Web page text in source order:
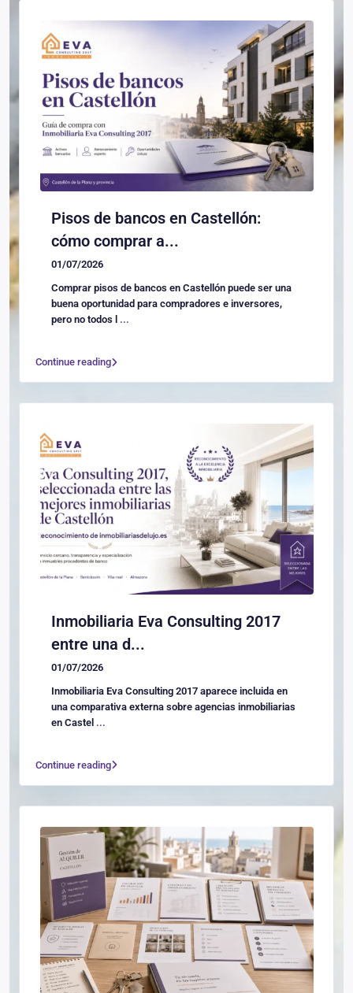
Pisos de bancos en Castellón:
cómo comprar a...
01/07/2026
Comprar pisos de bancos en Castellón puede ser una
buena oportunidad para compradores e inversores,
pero no todos l ...
Continue reading
Inmobiliaria Eva Consulting 2017
entre una d...
01/07/2026
Inmobiliaria Eva Consulting 2017 aparece incluida en
una comparativa externa sobre agencias inmobiliarias
en Castel ...
Continue reading